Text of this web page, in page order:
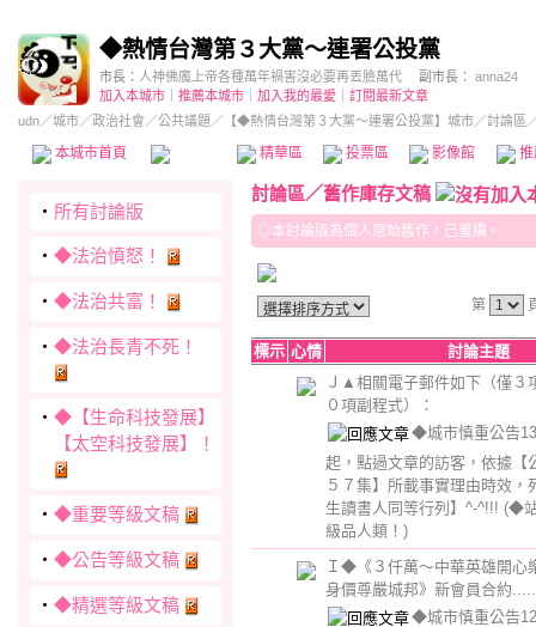
◆熱情台灣第３大黨～連署公投黨
市長： 人神佛魔上帝各種萬年禍害沒必要再丟臉萬代 副市長：
anna24
加入本城市
推薦本城市 加入我的最愛
訂閱最新文章
udn／城市／政治社會 ／公共議題 ／ 【◆熱情台灣第３大黨～連署公投黨】城市／討論區
本城市首頁 精華區 投票區 影像館
‧ 所有討論版
‧ ◆法治憤怒！
‧ ◆法治共富！
‧ ◆法治長青不死！
‧ ◆【生命科技發展】
【太空科技發展】！
‧ ◆重要等級文稿
‧ ◆公告等級文稿
‧ ◆精選等級文稿
討論區／舊作庫存文稿
◎本討論版為個人原始舊作，已重編。
第
標示 心情
討論主題
Ｊ▲相關電子郵件如下（僅３
０項副程式）：
◆城市慎重公告
起，點過文章的訪客，依據
５７集】所載事實理由時效，
生讀書人同等行列】^-^!!! (◆
級品人類！)
Ｉ◆《３仟萬～中華英雄開心
身價尊嚴城邦》新會員合約
◆城市慎重公告